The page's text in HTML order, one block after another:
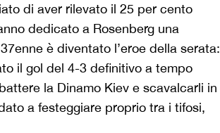
di aver rilevato il 25 per cento
dedicato a Rosenberg una
è diventato l’eroe della serata:
il gol del 4-3 definitivo a tempo
la Dinamo Kiev e scavalcarli in
a festeggiare proprio tra i tifosi,